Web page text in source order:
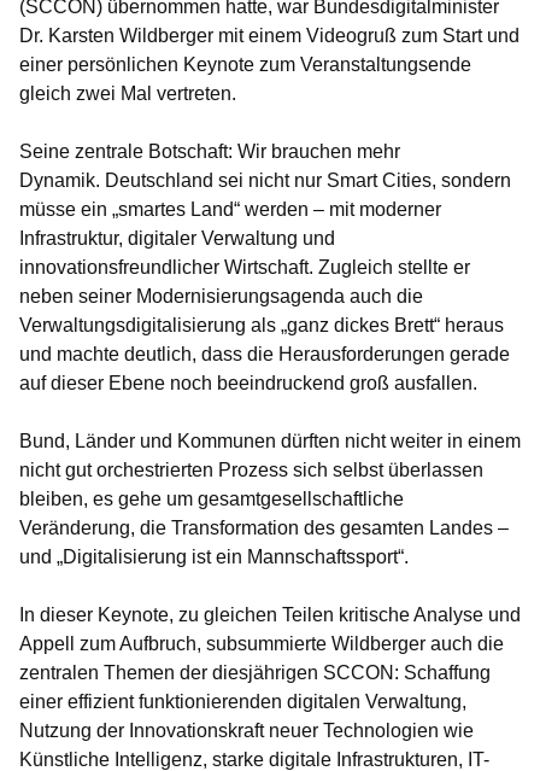
(SCCON) übernommen hatte, war Bundesdigitalminister
Dr. Karsten Wildberger mit einem Videogruß zum Start und
einer persönlichen Keynote zum Veranstaltungsende
gleich zwei Mal vertreten.
Seine zentrale Botschaft: Wir brauchen mehr
Dynamik. Deutschland sei nicht nur Smart Cities, sondern
müsse ein „smartes Land“ werden – mit moderner
Infrastruktur, digitaler Verwaltung und
innovationsfreundlicher Wirtschaft. Zugleich stellte er
neben seiner Modernisierungsagenda auch die
Verwaltungsdigitalisierung als „ganz dickes Brett“ heraus
und machte deutlich, dass die Herausforderungen gerade
auf dieser Ebene noch beeindruckend groß ausfallen.
Bund, Länder und Kommunen dürften nicht weiter in einem
nicht gut orchestrierten Prozess sich selbst überlassen
bleiben, es gehe um gesamtgesellschaftliche
Veränderung, die Transformation des gesamten Landes –
und „Digitalisierung ist ein Mannschaftssport“.
In dieser Keynote, zu gleichen Teilen kritische Analyse und
Appell zum Aufbruch, subsummierte Wildberger auch die
zentralen Themen der diesjährigen SCCON: Schaffung
einer effizient funktionierenden digitalen Verwaltung,
Nutzung der Innovationskraft neuer Technologien wie
Künstliche Intelligenz, starke digitale Infrastrukturen, IT-